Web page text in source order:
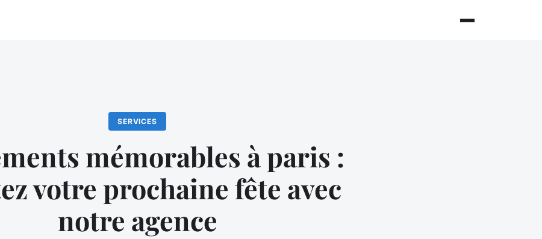
SERVICES
mémorables à paris :
votre prochaine fête avec
notre agence